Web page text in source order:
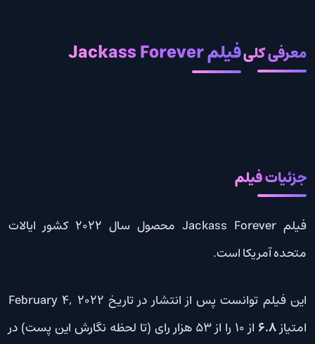
معرفی کلیفیلم Jackass Forever
جزئیات فیلم
فیلم Jackass Forever محصول سال 2022 کشور ایالات
متحده آمریکا است.
این فیلم توانست پس از انتشار در تاریخ February 4, 2022
امتیاز6.8
از 10 را از 53 هزار رای (تا لحظه نگارش این پست) در